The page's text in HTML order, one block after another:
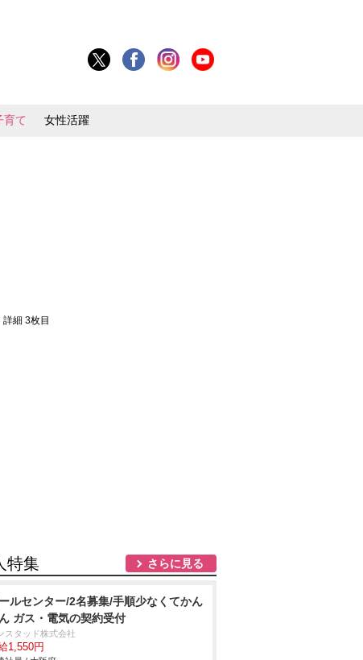
育て 女性活躍
細 3枚目
特集 さらに見る
ルセンター/2名募集/手順少なくてかん
ガス・電気の契約受付
スタッド株式会社
1,550円